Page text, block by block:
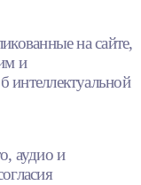
на сайте,
и
интеллектуальной
аудио и